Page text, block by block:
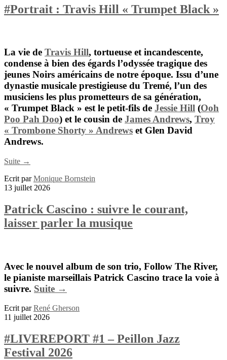
#Portrait : Travis Hill « Trumpet Black »
La vie de Travis Hill, tortueuse et incandescente,
condense à bien des égards l’odyssée tragique des
jeunes Noirs américains de notre époque. Issu d’une
dynastie musicale prestigieuse du Tremé, l’un des
musiciens les plus prometteurs de sa génération,
« Trumpet Black » est le petit-fils de Jessie Hill (Ooh
Poo Pah Doo) et le cousin de James Andrews, Troy
« Trombone Shorty » Andrews et Glen David
Andrews.
Suite →
Ecrit parMonique Bornstein
13 juillet 2026
Patrick Cascino : suivre le courant,
laisser parler la musique
Avec le nouvel album de son trio, Follow The River,
le pianiste marseillais Patrick Cascino trace la voie à
suivre. Suite →
Ecrit parRené Gherson
11 juillet 2026
#LIVEREPORT #1 – Peillon Jazz
Festival 2026